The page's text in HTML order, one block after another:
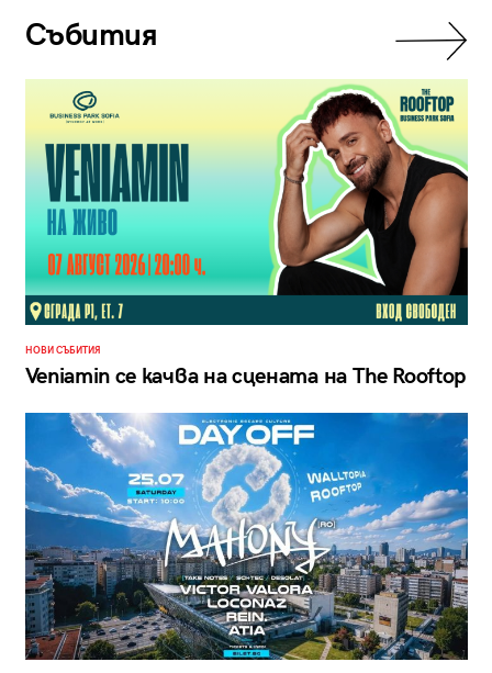
Събития
НОВИ СЪБИТИЯ
Veniamin се качва на сцената на The Rooftop